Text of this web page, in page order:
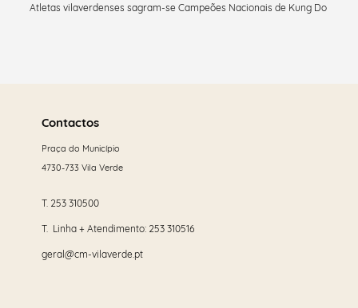
Atletas vilaverdenses sagram-se Campeões Nacionais de Kung Do
maisContactos
Praça do Município
4730-733 Vila Verde
T. 253 310500
T. Linha + Atendimento: 253 310516
geral@cm-vilaverde.pt